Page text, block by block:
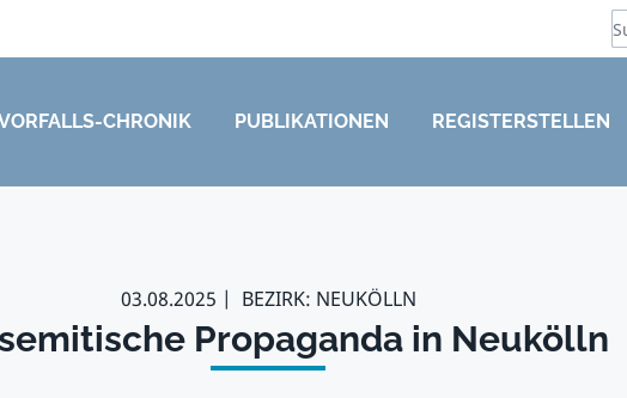
CHRONIK PUBLIKATIONEN REGISTERSTELLEN
03.08.2025 BEZIRK: NEUKÖLLN
Propaganda in Neukölln